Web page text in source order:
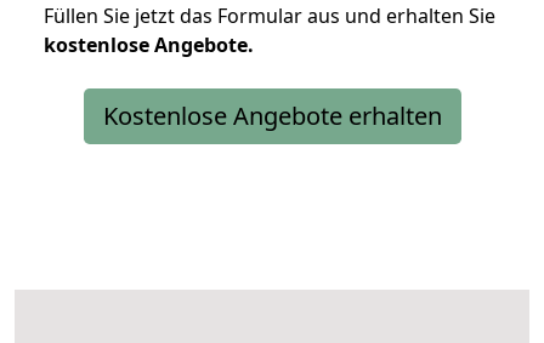
Füllen Sie jetzt das Formular aus und erhalten Sie
kostenloseAngebote.
Kostenlose Angebote erhalten